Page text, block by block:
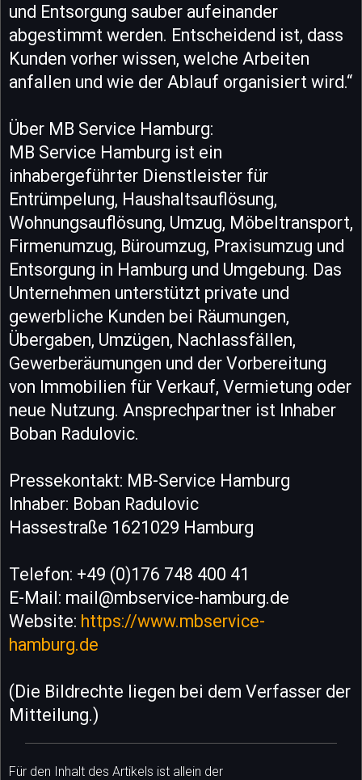
und Entsorgung sauber aufeinander
abgestimmt werden. Entscheidend ist, dass
Kunden vorher wissen, welche Arbeiten
anfallen und wie der Ablauf organisiert wird.“
Über MB Service Hamburg:
MB Service Hamburg ist ein
inhabergeführter Dienstleister für
Entrümpelung, Haushaltsauflösung,
Wohnungsauflösung, Umzug, Möbeltransport,
Firmenumzug, Büroumzug, Praxisumzug und
Entsorgung in Hamburg und Umgebung. Das
Unternehmen unterstützt private und
gewerbliche Kunden bei Räumungen,
Übergaben, Umzügen, Nachlassfällen,
Gewerberäumungen und der Vorbereitung
von Immobilien für Verkauf, Vermietung oder
neue Nutzung. Ansprechpartner ist Inhaber
Boban Radulovic.
Pressekontakt: MB-Service Hamburg
Inhaber: Boban Radulovic
Hassestraße 1621029 Hamburg
Telefon: +49 (0)176 748 400 41
E-Mail: mail@mbservice-hamburg.de
Website: https://www.mbservice-
hamburg.de
(Die Bildrechte liegen bei dem Verfasser der
Mitteilung.)
Für den Inhalt des Artikels ist allein der